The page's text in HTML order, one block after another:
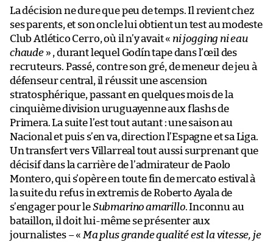
La décision ne dure que peu de temps. Il revient chez
ses parents, et son oncle lui obtient un test au modeste
Club Atlético Cerro, où il n’y avait « ni jogging ni eau
chaude» , durant lequel Godín tape dans l’œil des
recruteurs. Passé, contre son gré, de meneur de jeu à
défenseur central, il réussit une ascension
stratosphérique, passant en quelques mois de la
cinquième division uruguayenne aux flashs de
Primera. La suite l’est tout autant : une saison au
Nacional et puis s’en va, direction l’Espagne et sa Liga.
Un transfert vers Villarreal tout aussi surprenant que
décisif dans la carrière de l’admirateur de Paolo
Montero, qui s’opère en toute fin de mercato estival à
la suite du refus in extremis de Roberto Ayala de
s’engager pour leSubmarino amarillo. Inconnu au
bataillon, il doit lui-même se présenter aux
journalistes – « Ma plus grande qualité est la vitesse, je